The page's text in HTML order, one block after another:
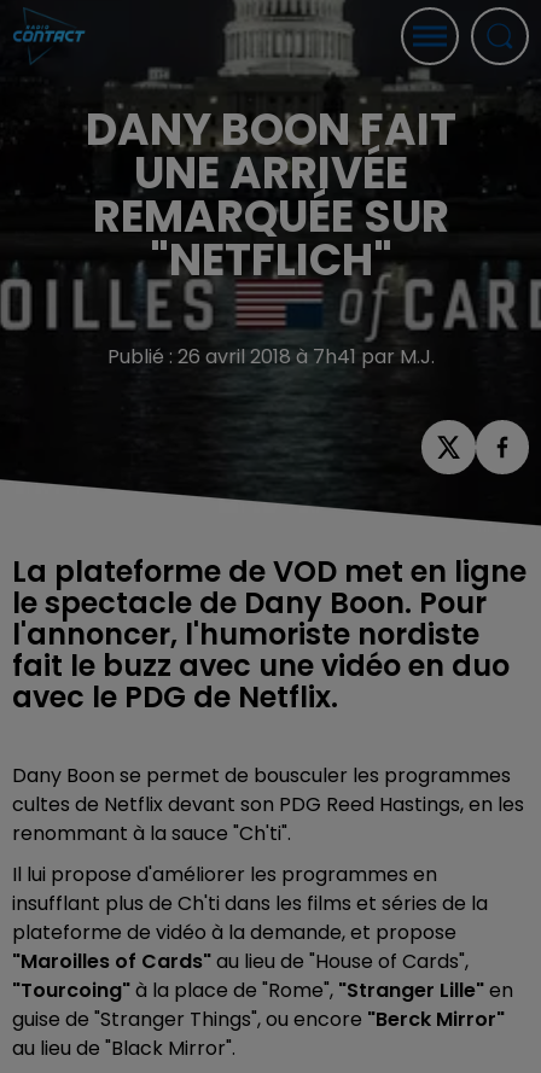
DANY BOON FAIT
UNE ARRIVÉE
REMARQUÉE SUR
"NETFLICH"
Publié : 26 avril 2018 à 7h41 par M.J.
La plateforme de VOD met en ligne
le spectacle de Dany Boon. Pour
l'annoncer, l'humoriste nordiste
fait le buzz avec une vidéo en duo
avec le PDG de Netflix.
Dany Boon se permet de bousculer les programmes
cultes de Netflix devant son PDG Reed Hastings, en les
renommant à la sauce "Ch'ti".
Il lui propose d'améliorer les programmes en
insufflant plus de Ch'ti dans les films et séries de la
plateforme de vidéo à la demande, et propose
"Maroilles of Cards"au lieu de "House of Cards",
"Tourcoing"à la place de "Rome", "Stranger Lille"en
guise de "Stranger Things", ou encore "Berck Mirror"
au lieu de "Black Mirror".